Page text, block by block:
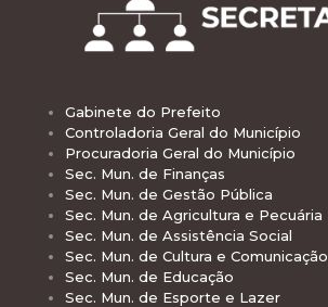
Gabinete do Prefeito
Controladoria Geral do Município
Procuradoria Geral do Município
Sec. Mun. de Finanças
Sec. Mun. de Gestão Pública
Sec. Mun. de Agricultura e Pecuária
Sec. Mun. de Assistência Social
Sec. Mun. de Cultura e Comunicação
Sec. Mun. de Educação
Sec. Mun. de Esporte e Lazer